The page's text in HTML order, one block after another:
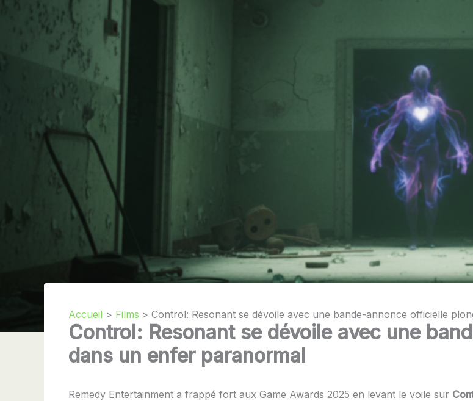
Accueil Films Control: Resonant se dévoile avec une bande-annonce officielle
Control: Resonant se dévoile avec une
dans un enfer paranormal
Remedy Entertainment a frappé fort aux Game Awards 2025 en levant le voile sur